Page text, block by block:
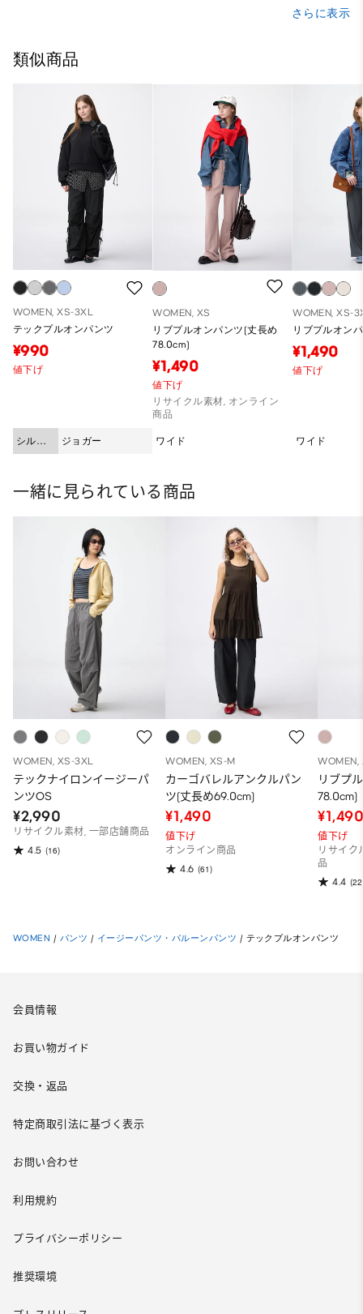
さらに表示
類似商品
WOMEN, XS-3XL
テックプルオンパンツ
¥990
値下げ
シルエ
ット
ジョガー
WOMEN, XS
リブプルオンパンツ(丈長め
78.0cm)
¥1,490
値下げ
リサイクル素材, オンライン
商品
ワイド
WOMEN, XS-
リブプルオン
¥1,490
値下げ
ワイド
一緒に見られている商品
WOMEN, XS-3XL
テックナイロンイージーパ
ンツOS
¥2,990
リサイクル素材, 一部店舗商品
4.5 (16)
WOMEN, XS-M
カーゴバレルアンクルパン
ツ(丈長め69.0cm)
¥1,490
値下げ
オンライン商品
4.6 (61)
WOMEN,
リブプ
78.0cm)
値下げ
リサイク
品
4.4
WOMEN / パンツ / イージーパンツ・バルーンパンツ / テックプルオンパンツ
会員情報
お買い物ガイド
交換・返品
特定商取引法に基づく表示
お問い合わせ
利用規約
プライバシーポリシー
推奨環境